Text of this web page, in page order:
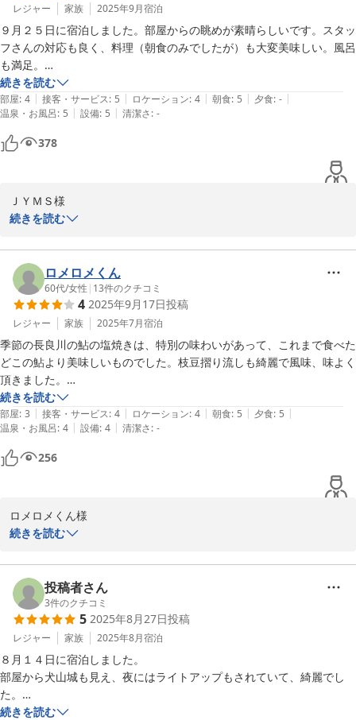
がございましたら、どうぞお越しくださいませ。お待ち申し上げて
おります。　　　女将
2025-10-20
レジャー 家族 2025年9月宿泊
９月２５日に宿泊しました。部屋からの眺めが素晴らしいです。スタッ
フさんの対応も良く、料理（朝食のみでしたが）も大変美味しい。風呂
も満足。
平日とあってお客様は少なく、ゆっくり過ごすことが出来ました。ママ
の評価も◎。また宿泊したいと思わせる宿です。次回は夕食付きのプラ
ンで宿泊したいと思いました。
気になった点は、近くを通る電車が時間帯によって本数が多いのかうる
さく感じることがあるかもしれません。また、クレジットカードが使用
続きを読む
部屋: 4 | 接客・サービス: 5 | ロケーション: 4 | 朝食: 5 | 夕食: - |
温泉・お風呂: 5 | 設備: 5 | 清潔さ: -
378
ＪＹＭＳ様
この度はみづのをにご宿泊下さいまして、誠にありがとうございま
申し上げます。1日のスタートはおいしい朝食からでございます。
夕食と同様に力を入れております。お米は岐阜県産の「ハツシモ
米」をお出ししております。岐阜県以外ではほとんど流通しておら
ず、幻の米と言われている大粒でコシのある美味しいお米です。ま
た機会がございましたらぜひ夕食もお召し上がりにお越しいただけ
れば思っております。この度はありがとうございました。
女将
2025-09-28
続きを読む
ロメロメくん
60代/女性 | 13件のクチコミ
4 2025年9月17日投稿
レジャー 家族 2025年7月宿泊
季節の長良川の鮎の塩焼きは、特別の味わいがあって、これまで食べた
どこの鮎より美味しいものでした。枝豆摺り流しも綺麗で風味、味よく
頂きました。
川べりのお宿は風情もあって、鵜飼乗り場にも近くよいお宿です。
続きを読む
部屋: 3 | 接客・サービス: 4 | ロケーション: 4 | 朝食: 5 | 夕食: 5 |
温泉・お風呂: 4 | 設備: 4 | 清潔さ: -
256
ロメロメくん様
この度はみづのをにご宿泊下さいまして誠にありがとうございま
焼きをおいしくお召し上がりいただきよかったです。「長良乙女」
という品種で大変美味しい鮎です。当館では季節に応じて食材を吟
味しお出ししております。また季節を変えてお越しいただければ幸
いと存じます。暑かった夏も終わり、秋を感じるこの頃でございま
2025-09-28
続きを読む
投稿者さん
3件のクチコミ
5 2025年8月27日投稿
レジャー 家族 2025年8月宿泊
８月１４日に宿泊しました。
部屋から犬山城も見え、夜にはライトアップもされていて、綺麗でし
た。
朝ごはんはとても美味しかったのですが、量が多かったので少し残して
続きを読む